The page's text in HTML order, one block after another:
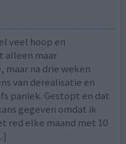
veel hoop en
alleen maar
na drie weken
van derealisatie en
paniek. Gestopt en dat
gegeven omdat ik
red elke maand met 10